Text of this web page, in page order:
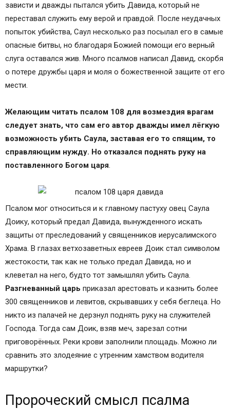
зависти и дважды пытался убить Давида, который не
переставал служить ему верой и правдой. После неудачных
попыток убийства, Саул несколько раз посылал его в самые
опасные битвы, но благодаря Божией помощи его верный
слуга оставался жив. Много псалмов написал Давид, скорбя
о потере дружбы царя и моля о божественной защите от его
мести.
Желающим читать псалом 108 для возмездия врагам
следует знать, что сам его автор дважды имел лёгкую
возможность убить Саула, заставая его то спящим, то
справляющим нужду. Но отказался поднять руку на
поставленного Богом царя.
Псалом мог относиться и к главному пастуху овец Саула
Доику, который предал Давида, вынужденного искать
защиты от преследований у священников иерусалимского
Храма. В глазах ветхозаветных евреев Доик стал символом
жестокости, так как не только предал Давида, но и
клеветал на него, будто тот замышлял убить Саула.
Разгневанный царь приказал арестовать и казнить более
300 священников и левитов, скрывавших у себя беглеца. Но
никто из палачей не дерзнул поднять руку на служителей
Господа. Тогда сам Доик, взяв меч, зарезал сотни
приговорённых. Реки крови заполнили площадь. Можно ли
сравнить это злодеяние с утренним хамством водителя
маршрутки?
Пророческий смысл псалма